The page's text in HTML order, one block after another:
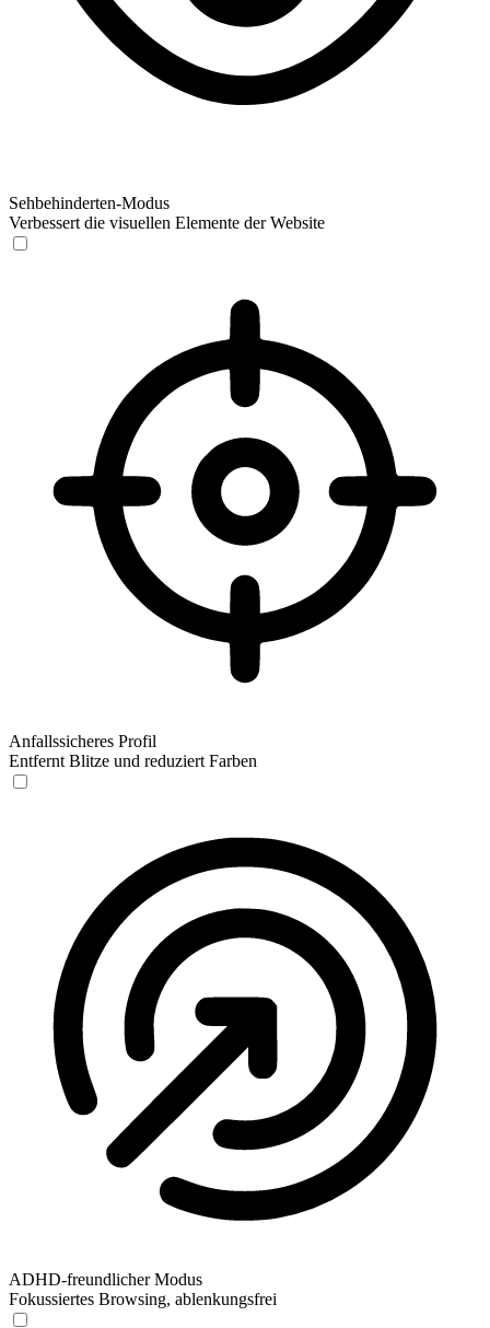
Sehbehinderten-Modus
Verbessert die visuellen Elemente der Website
Anfallssicheres Profil
Entfernt Blitze und reduziert Farben
ADHD-freundlicher Modus
Fokussiertes Browsing, ablenkungsfrei